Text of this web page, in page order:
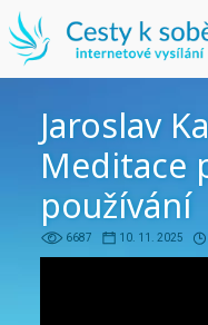
Jaroslav
Meditace
používání
6687 10. 11. 2025